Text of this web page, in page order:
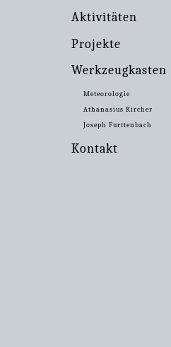
Aktivitäten
Projekte
Werkzeugkasten
Meteorologie
Athanasius Kircher
Joseph Furttenbach
Kontakt